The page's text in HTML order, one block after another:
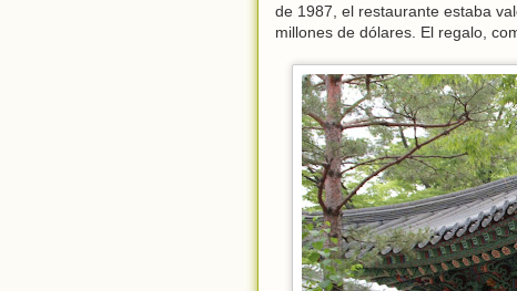
de 1987, el restaurante estaba
millones de dólares. El regalo,